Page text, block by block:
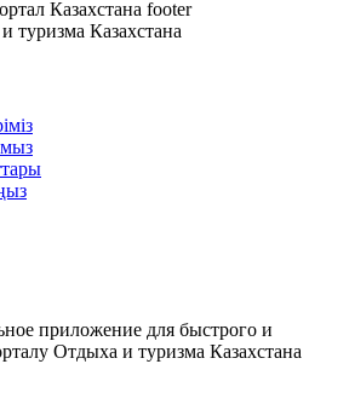
туризма Казахстана
приложение для быстрого и
Отдыха и туризма Казахстана